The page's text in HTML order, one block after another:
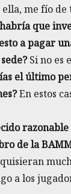
me fío de
que
a pagar
Si no es
el último
En estos
de la
a los